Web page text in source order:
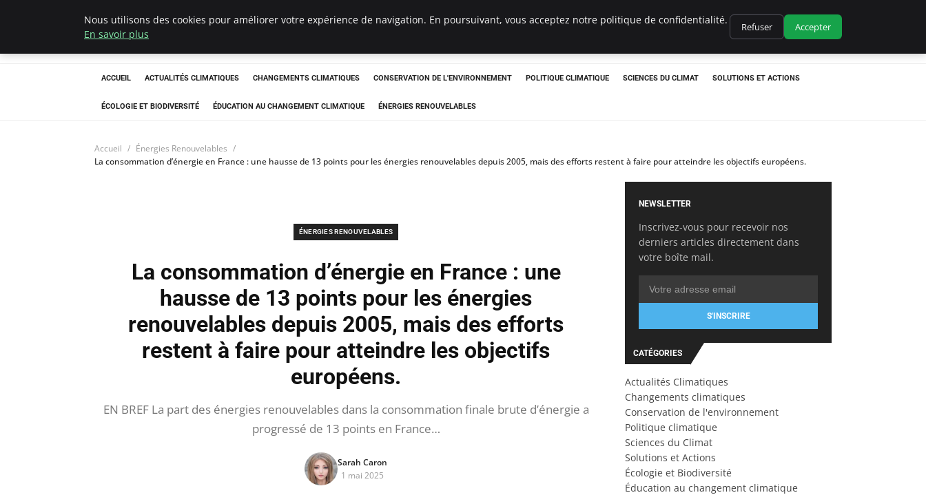
Climatedebtagents
ACCUEIL ACTUALITÉS CLIMATIQUES CHANGEMENTS CLIMATIQUES CONSERVATION DE L'ENVIRONNEMENT POLITIQUE CLIMATIQUE SCIENCES DU CLIMAT SOLUTIONS ET ACTIONS
ÉCOLOGIE ET BIODIVERSITÉ ÉDUCATION AU CHANGEMENT CLIMATIQUE ÉNERGIES RENOUVELABLES
Accueil
Énergies Renouvelables
La consommation d’énergie en France : une hausse de 13 points pour les énergies renouvelables depuis 2005, mais des efforts restent à faire pour atteindre les objectifs européens.
ÉNERGIES RENOUVELABLES
La consommation d’énergie en France : une
hausse de 13 points pour les énergies
renouvelables depuis 2005, mais des efforts
restent à faire pour atteindre les objectifs
européens.
EN BREF La part des énergies renouvelables dans la consommation finale brute d’énergie a
progressé de 13 points en France…
Sarah Caron
1 mai 2025
NEWSLETTER
Inscrivez-vous pour recevoir nos
derniers articles directement dans
votre boîte mail.
S'INSCRIRE
CATÉGORIES
Actualités Climatiques
Changements climatiques
Conservation de l'environnement
Politique climatique
Sciences du Climat
Solutions et Actions
Écologie et Biodiversité
Éducation au changement climatique
Nous utilisons des cookies pour améliorer votre expérience de navigation. En poursuivant, vous acceptez notre politique de confidentialité.
En savoir plus
Refuser Accepter